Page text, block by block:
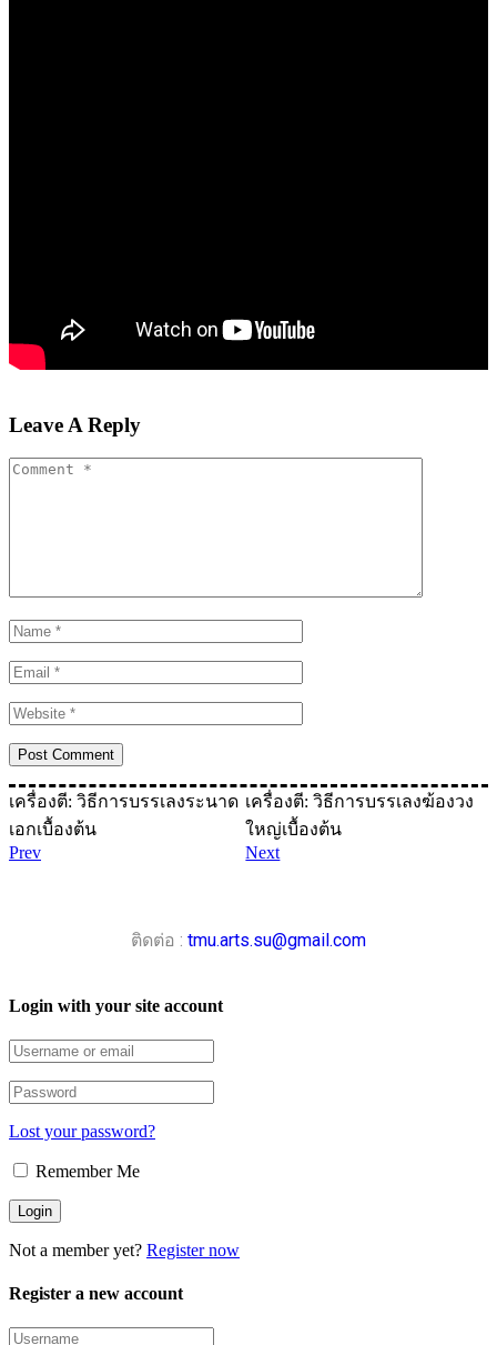
Leave A Reply
เครื่องตี: วิธีการบรรเลงระนาด
เอกเบื้องต้น
Prev
เครื่องตี: วิธีการบรรเลงฆ้องวง
ใหญ่เบื้องต้น
Next
ติดต่อ : tmu.arts.su@gmail.com
Login with your site account
Lost your password?
Remember Me
Not a member yet? Register now
Register a new account